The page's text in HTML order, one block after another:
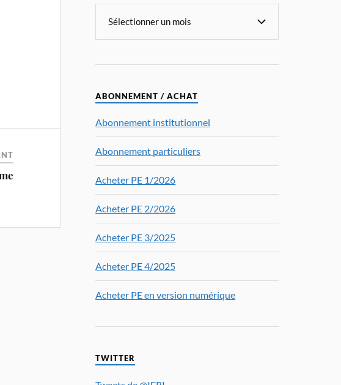
ABONNEMENT / ACHAT
Abonnement institutionnel
Abonnement particuliers
Acheter PE 1/2026
Acheter PE 2/2026
Acheter PE 3/2025
Acheter PE 4/2025
Acheter PE en version numérique
TWITTER